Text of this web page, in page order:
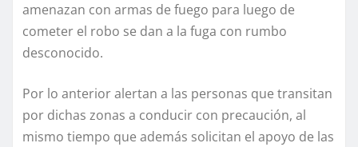
amenazan con armas de fuego para luego de
cometer el robo se dan a la fuga con rumbo
desconocido.
Por lo anterior alertan a las personas que transitan
por dichas zonas a conducir con precaución, al
mismo tiempo que además solicitan el apoyo de las